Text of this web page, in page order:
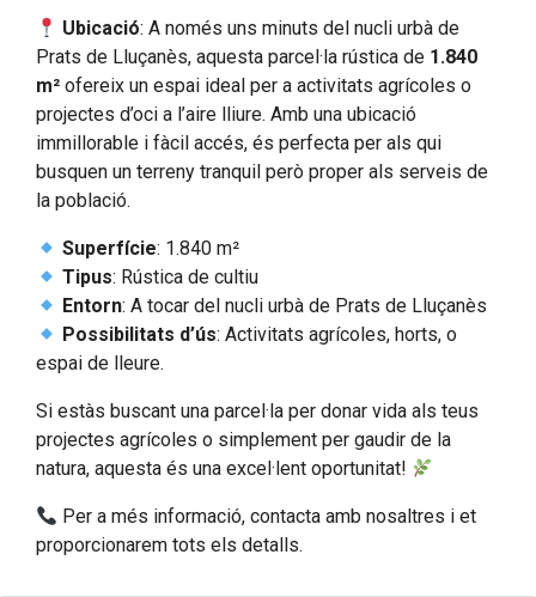
Ubicació: A només uns minuts del nucli urbà de
Prats de Lluçanès, aquesta parcel·la rústica de 1.840
m² ofereix un espai ideal per a activitats agrícoles o
projectes d’oci a l’aire lliure. Amb una ubicació
immillorable i fàcil accés, és perfecta per als qui
busquen un terreny tranquil però proper als serveis de
la població.
Superfície: 1.840 m²
Tipus: Rústica de cultiu
Entorn: A tocar del nucli urbà de Prats de Lluçanès
Possibilitats d’ús: Activitats agrícoles, horts, o
espai de lleure.
Si estàs buscant una parcel·la per donar vida als teus
projectes agrícoles o simplement per gaudir de la
natura, aquesta és una excel·lent oportunitat!
Per a més informació, contacta amb nosaltres i et
proporcionarem tots els detalls.